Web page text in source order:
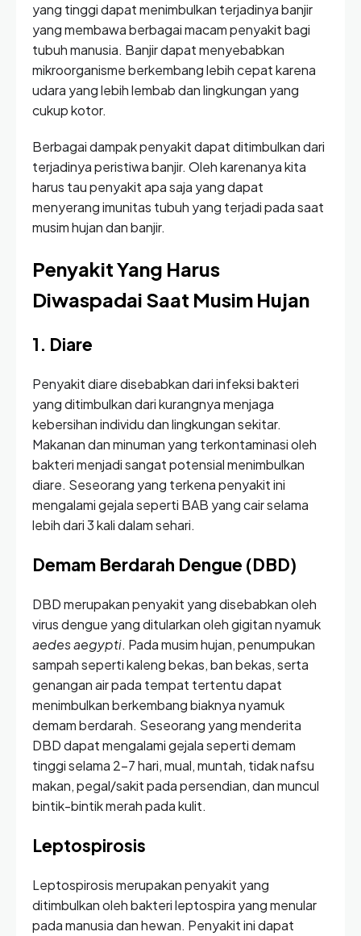
yang tinggi dapat menimbulkan terjadinya banjir
yang membawa berbagai macam penyakit bagi
tubuh manusia. Banjir dapat menyebabkan
mikroorganisme berkembang lebih cepat karena
udara yang lebih lembab dan lingkungan yang
cukup kotor.
Berbagai dampak penyakit dapat ditimbulkan dari
terjadinya peristiwa banjir. Oleh karenanya kita
harus tau penyakit apa saja yang dapat
menyerang imunitas tubuh yang terjadi pada saat
musim hujan dan banjir.
Penyakit Yang Harus
Diwaspadai Saat Musim Hujan
1. Diare
Penyakit diare disebabkan dari infeksi bakteri
yang ditimbulkan dari kurangnya menjaga
kebersihan individu dan lingkungan sekitar.
Makanan dan minuman yang terkontaminasi oleh
bakteri menjadi sangat potensial menimbulkan
diare. Seseorang yang terkena penyakit ini
mengalami gejala seperti BAB yang cair selama
lebih dari 3 kali dalam sehari.
Demam Berdarah Dengue (DBD)
DBD merupakan penyakit yang disebabkan oleh
virus dengue yang ditularkan oleh gigitan nyamuk
aedes aegypti. Pada musim hujan, penumpukan
sampah seperti kaleng bekas, ban bekas, serta
genangan air pada tempat tertentu dapat
menimbulkan berkembang biaknya nyamuk
demam berdarah. Seseorang yang menderita
DBD dapat mengalami gejala seperti demam
tinggi selama 2-7 hari, mual, muntah, tidak nafsu
makan, pegal/sakit pada persendian, dan muncul
bintik-bintik merah pada kulit.
Leptospirosis
Leptospirosis merupakan penyakit yang
ditimbulkan oleh bakteri leptospira yang menular
pada manusia dan hewan. Penyakit ini dapat